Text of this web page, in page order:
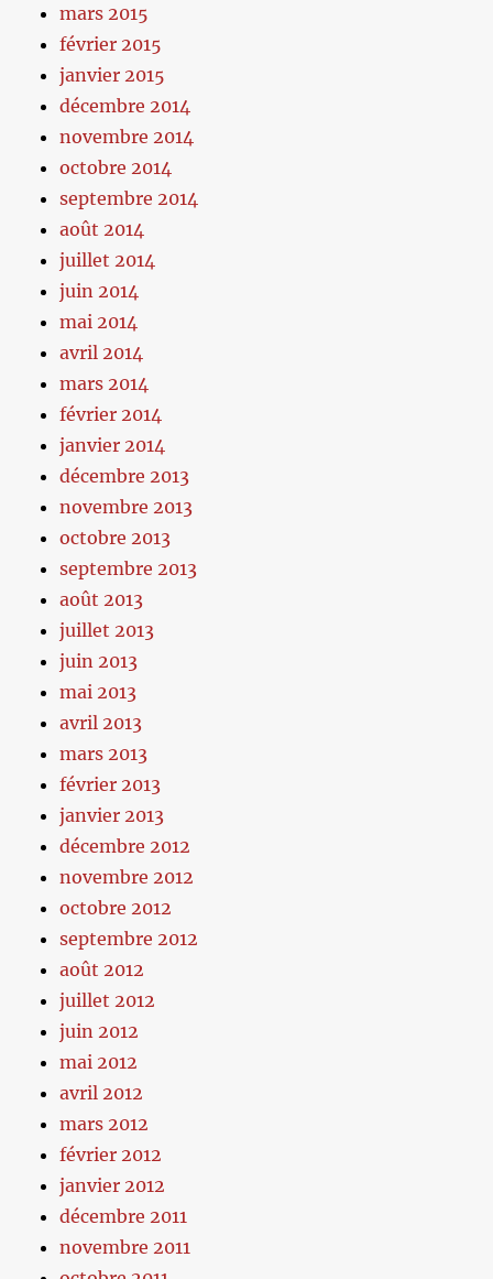
mars 2015
février 2015
janvier 2015
décembre 2014
novembre 2014
octobre 2014
septembre 2014
août 2014
juillet 2014
juin 2014
mai 2014
avril 2014
mars 2014
février 2014
janvier 2014
décembre 2013
novembre 2013
octobre 2013
septembre 2013
août 2013
juillet 2013
juin 2013
mai 2013
avril 2013
mars 2013
février 2013
janvier 2013
décembre 2012
novembre 2012
octobre 2012
septembre 2012
août 2012
juillet 2012
juin 2012
mai 2012
avril 2012
mars 2012
février 2012
janvier 2012
décembre 2011
novembre 2011